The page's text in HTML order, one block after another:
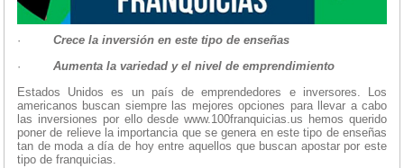
· Crece la inversión en este tipo de enseñas
· Aumenta la variedad y el nivel de emprendimiento
Estados Unidos es un país de emprendedores e inversores. Los
americanos buscan siempre las mejores opciones para llevar a cabo
las inversiones por ello desde www.100franquicias.us hemos querido
poner de relieve la importancia que se genera en este tipo de enseñas
tan de moda a día de hoy entre aquellos que buscan apostar por este
tipo de franquicias.